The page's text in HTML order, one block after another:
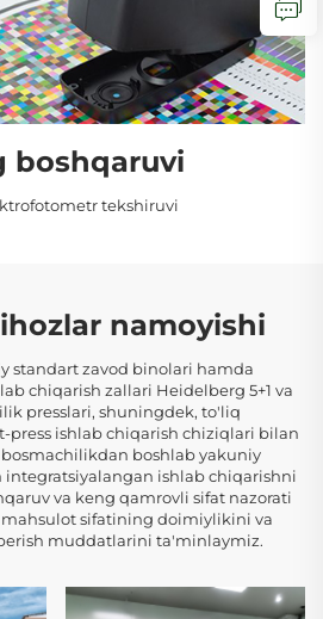
boshqaruvi
tekshiruvi
namoyishi
standart zavod binolari hamda
chiqarish zallari Heidelberg 5+1 va
presslari, shuningdek, to'liq
press ishlab chiqarish chiziqlari bilan
boshlab yakuniy
ishlab chiqarishni
va keng qamrovli sifat nazorati
sifatining doimiylikini va
muddatlarini ta'minlaymiz.